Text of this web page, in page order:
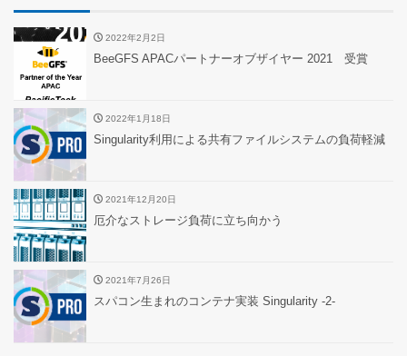
2022年2月2日
BeeGFS APACパートナーオブザイヤー 2021 受賞
2022年1月18日
Singularity利用による共有ファイルシステムの負荷軽減
2021年12月20日
厄介なストレージ負荷に立ち向かう
2021年7月26日
スパコン生まれのコンテナ実装 Singularity -2-